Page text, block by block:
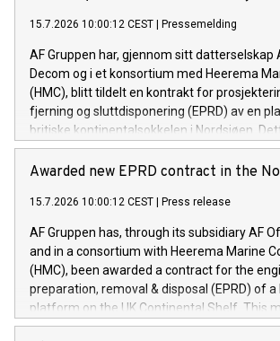
15.7.2026 10:00:12 CEST Pressemelding
AF Gruppen har, gjennom sitt datterselskap
Decom og i et konsortium med Heerema
(HMC), blitt tildelt en kontrakt for
fjerning og sluttdisponering (EPRD) av en
britiske kontinentalsokkelen i Nordsjøen.
kontrakten konsortiet har blitt tildelt innen
Awarded new EPRD contract in the
15.7.2026 10:00:12 CEST Press release
AF Gruppen has, through its subsidiary AF
and in a consortium with Heerema Marine
(HMC), been awarded a contract for the
preparation, removal & disposal (EPRD) of a
platform on the UK Continental Shelf. This
contract awarded to the consortium within